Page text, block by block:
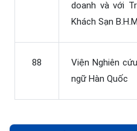
doanh và với
Khách Sạn
88
Viện Nghiên
ngữ Hàn Quốc